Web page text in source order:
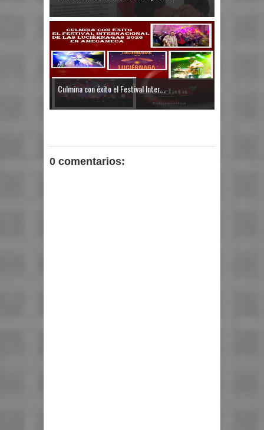
Culmina con éxito el Festival Inter...
0 comentarios: